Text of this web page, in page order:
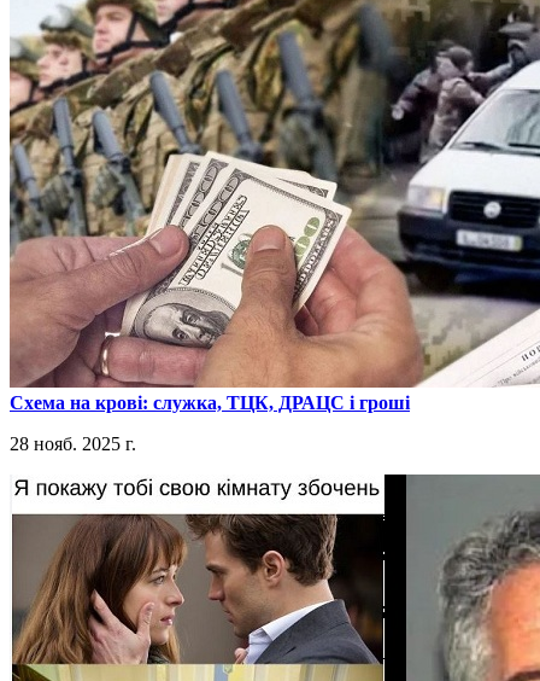
​Схема на крові: служка, ТЦК, ДРАЦС і гроші
28 нояб. 2025 г.